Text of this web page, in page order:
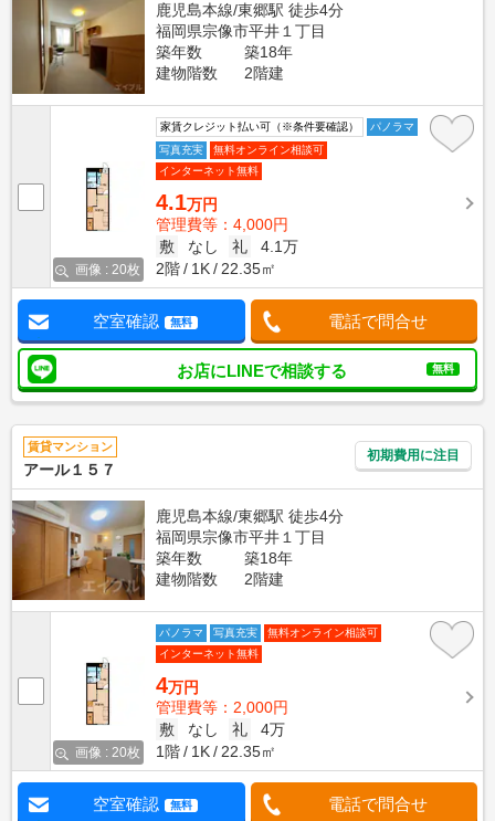
鹿児島本線/東郷駅 徒歩4分
福岡県宗像市平井１丁目
築年数
築18年
建物階数
2階建
画像 : 20枚
家賃クレジット払い可（※条件要確認）
パノラマ
写真充実
無料オンライン相談可
インターネット無料
4.1万円
管理費等：4,000円
敷
なし 礼
4.1万
2階
1K 22.35㎡
空室確認 無料 電話で問合せ
お店にLINEで相談する 無料
賃貸マンション
アール１５７
初期費用に注目
鹿児島本線/東郷駅 徒歩4分
福岡県宗像市平井１丁目
築年数
築18年
建物階数
2階建
画像 : 20枚
パノラマ 写真充実
無料オンライン相談可
インターネット無料
4万円
管理費等：2,000円
敷
なし 礼
4万
1階
1K 22.35㎡
空室確認 無料 電話で問合せ